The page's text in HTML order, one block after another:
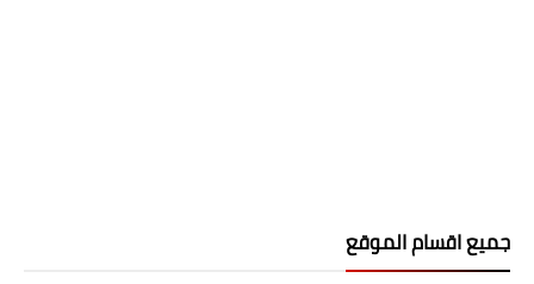
جميع اقسام الموقع